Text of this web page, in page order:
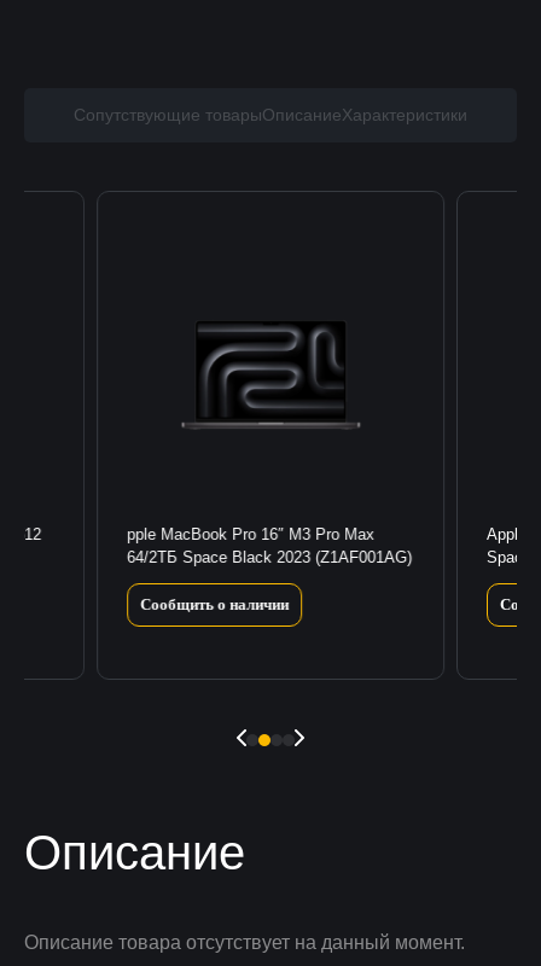
Сопутствующие товарыОписаниеХарактеристики
512
pple MacBook Pro 16″ M3 Pro Max
64/2ТБ Space Black 2023 (Z1AF001AG)
Сообщить о наличии
Apple
Space
Описание
Описание товара отсутствует на данный момент.